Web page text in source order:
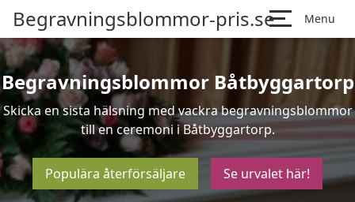
Begravningsblommor-pris.se Menu
Begravningsblommor Båtbyggartorp
Skicka en sista hälsning med vackra begravningsblommor
till en ceremoni i Båtbyggartorp.
Populära återförsäljare Se urvalet här!